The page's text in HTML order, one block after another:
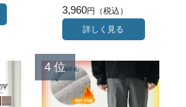
3,960
詳しく見る